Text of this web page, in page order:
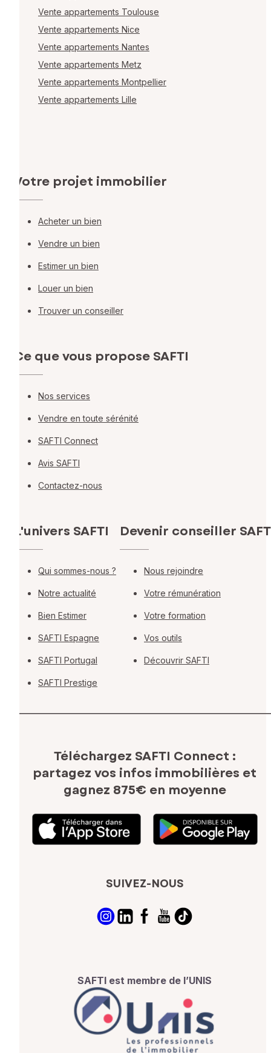
Vente appartements Toulouse
Vente appartements Nice
Vente appartements Nantes
Vente appartements Metz
Vente appartements Montpellier
Vente appartements Lille
Votre projet immobilier
Acheter un bien
Vendre un bien
Estimer un bien
Louer un bien
Trouver un conseiller
Ce que vous propose SAFTI
Nos services
Vendre en toute sérénité
SAFTI Connect
Avis SAFTI
Contactez-nous
L'univers SAFTI
Qui sommes-nous ?
Notre actualité
Bien Estimer
SAFTI Espagne
SAFTI Portugal
SAFTI Prestige
Devenir conseiller
Nous rejoindre
Votre rémunération
Votre formation
Vos outils
Découvrir SAFTI
Téléchargez SAFTI Connect :
partagez vos infos immobilières et
gagnez 875€ en moyenne
SUIVEZ-NOUS
SAFTI est membre de l’UNIS